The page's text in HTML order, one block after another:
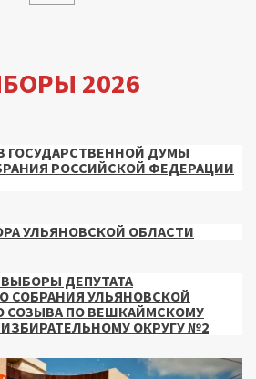
2026
ГОСУДАРСТВЕННОЙ ДУМЫ
РОССИЙСКОЙ ФЕДЕРАЦИИ
УЛЬЯНОВСКОЙ ОБЛАСТИ
ДЕПУТАТА
СОБРАНИЯ УЛЬЯНОВСКОЙ
СОЗЫВА ПО ВЕШКАЙМСКОМУ
ОКРУГУ №2